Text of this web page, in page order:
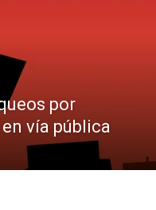
por
vía pública